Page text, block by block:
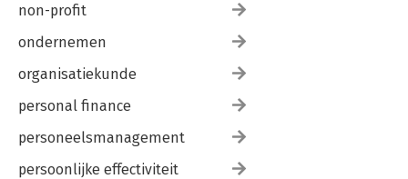
non-profit
ondernemen
organisatiekunde
personal finance
personeelsmanagement
persoonlijke effectiviteit